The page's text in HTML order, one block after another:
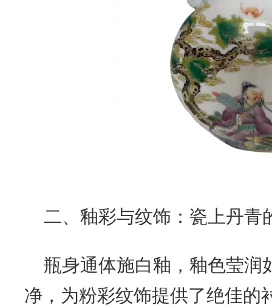
二、釉彩与纹饰：瓷上丹青
瓶身通体施白釉，釉色莹润
净，为粉彩纹饰提供了绝佳的